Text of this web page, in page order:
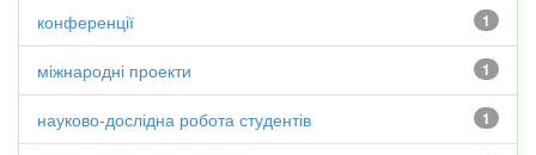
1
конференції
1
міжнародні проекти
1
науково-дослідна робота студентів